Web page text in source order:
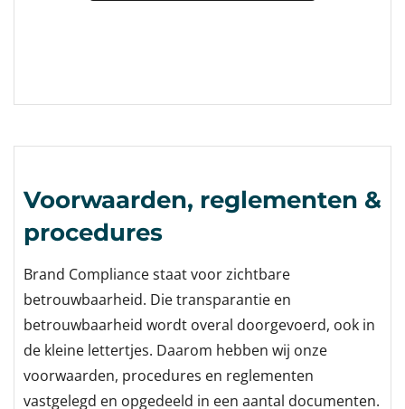
Voorwaarden, reglementen &
procedures
Brand Compliance staat voor zichtbare
betrouwbaarheid. Die transparantie en
betrouwbaarheid wordt overal doorgevoerd, ook in
de kleine lettertjes. Daarom hebben wij onze
voorwaarden, procedures en reglementen
vastgelegd en opgedeeld in een aantal documenten.